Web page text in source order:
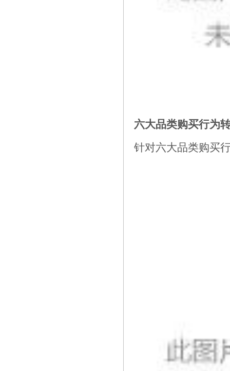
六大品类购买行为
针对六大品类购买